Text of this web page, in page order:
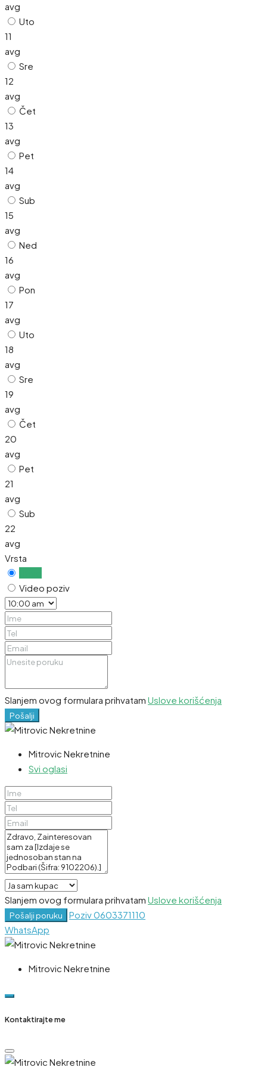
avg
Uto
11
avg
Sre
12
avg
Čet
13
avg
Pet
14
avg
Sub
15
avg
Ned
16
avg
Pon
17
avg
Uto
18
avg
Sre
19
avg
Čet
20
avg
Pet
21
avg
Sub
22
avg
Vrsta
Video poziv
Slanjem ovog formulara prihvatam Uslove korišćenja
Pošalji
Mitrovic Nekretnine
Svi oglasi
Slanjem ovog formulara prihvatam Uslove korišćenja
Pošalji poruku Poziv0603371110
WhatsApp
Mitrovic Nekretnine
Kontaktirajte me